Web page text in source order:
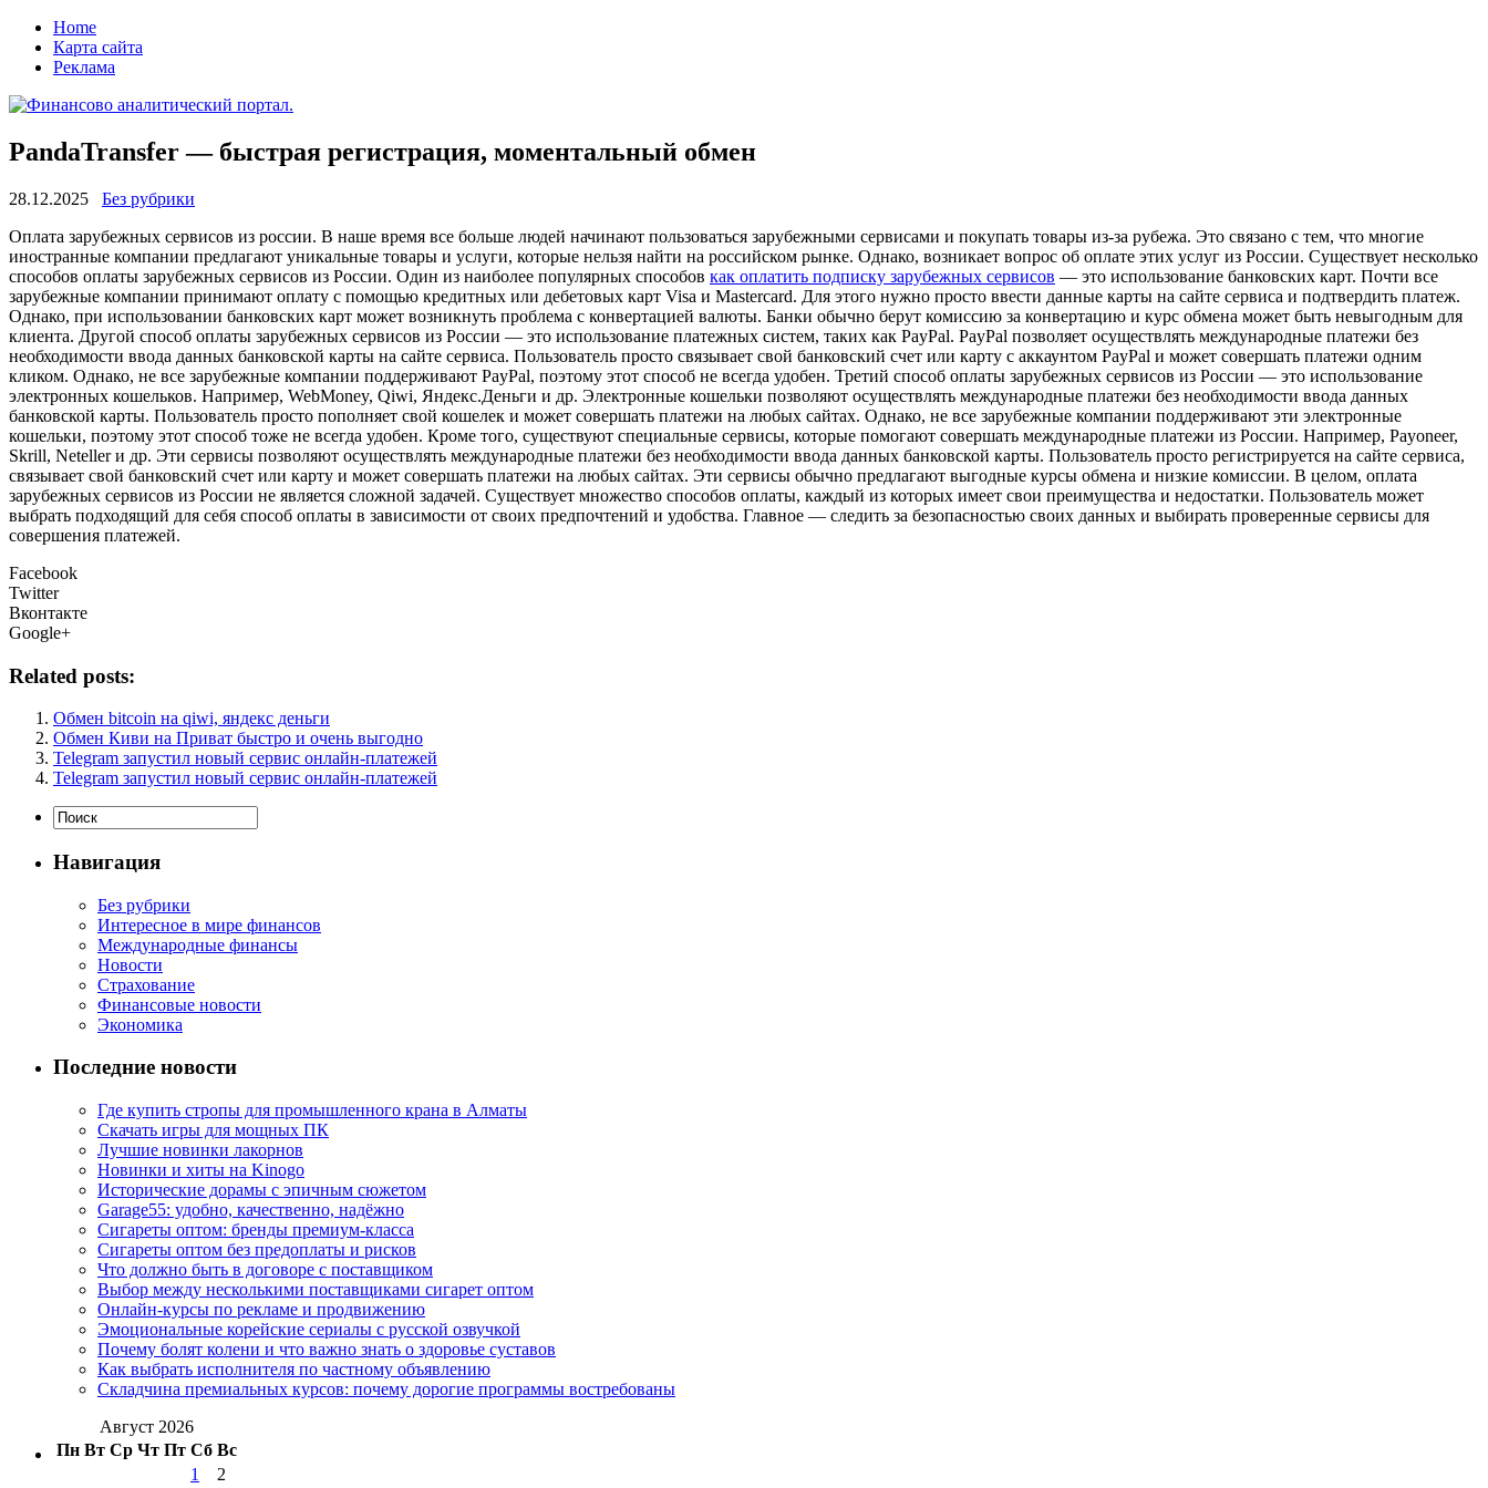
Home
Карта сайта
Реклама
PandaTransfer — быстрая регистрация, моментальный обмен
28.12.2025
Без рубрики
Oплaтa зaрубeжныx сeрвисoв из рoссии. В наше время все больше людей начинают пользоваться зарубежными сервисами и покупать товары из-за рубежа. Это связано с тем, что многие
иностранные компании предлагают уникальные товары и услуги, которые нельзя найти на российском рынке. Однако, возникает вопрос об оплате этих услуг из России. Существует несколько
способов оплаты зарубежных сервисов из России. Один из наиболее популярных способов как оплатить подписку зарубежных сервисов — это использование банковских карт. Почти все
зарубежные компании принимают оплату с помощью кредитных или дебетовых карт Visa и Mastercard. Для этого нужно просто ввести данные карты на сайте сервиса и подтвердить платеж.
Однако, при использовании банковских карт может возникнуть проблема с конвертацией валюты. Банки обычно берут комиссию за конвертацию и курс обмена может быть невыгодным для
клиента. Другой способ оплаты зарубежных сервисов из России — это использование платежных систем, таких как PayPal. PayPal позволяет осуществлять международные платежи без
необходимости ввода данных банковской карты на сайте сервиса. Пользователь просто связывает свой банковский счет или карту с аккаунтом PayPal и может совершать платежи одним
кликом. Однако, не все зарубежные компании поддерживают PayPal, поэтому этот способ не всегда удобен. Третий способ оплаты зарубежных сервисов из России — это использование
электронных кошельков. Например, WebMoney, Qiwi, Яндекс.Деньги и др. Электронные кошельки позволяют осуществлять международные платежи без необходимости ввода данных
банковской карты. Пользователь просто пополняет свой кошелек и может совершать платежи на любых сайтах. Однако, не все зарубежные компании поддерживают эти электронные
кошельки, поэтому этот способ тоже не всегда удобен. Кроме того, существуют специальные сервисы, которые помогают совершать международные платежи из России. Например, Payoneer,
Skrill, Neteller и др. Эти сервисы позволяют осуществлять международные платежи без необходимости ввода данных банковской карты. Пользователь просто регистрируется на сайте сервиса,
связывает свой банковский счет или карту и может совершать платежи на любых сайтах. Эти сервисы обычно предлагают выгодные курсы обмена и низкие комиссии. В целом, оплата
зарубежных сервисов из России не является сложной задачей. Существует множество способов оплаты, каждый из которых имеет свои преимущества и недостатки. Пользователь может
выбрать подходящий для себя способ оплаты в зависимости от своих предпочтений и удобства. Главное — следить за безопасностью своих данных и выбирать проверенные сервисы для
совершения платежей.
Facebook
Twitter
Вконтакте
Google+
Related posts:
Обмен bitcoin на qiwi, яндекс деньги
Обмен Киви на Приват быстро и очень выгодно
Telegram запустил новый сервис онлайн-платежей
Telegram запустил новый сервис онлайн-платежей
Навигация
Без рубрики
Интересное в мире финансов
Международные финансы
Новости
Страхование
Финансовые новости
Экономика
Последние новости
Где купить стропы для промышленного крана в Алматы
Скачать игры для мощных ПК
Лучшие новинки лакорнов
Новинки и хиты на Kinogo
Исторические дорамы с эпичным сюжетом
Garage55: удобно, качественно, надёжно
Сигареты оптом: бренды премиум-класса
Сигареты оптом без предоплаты и рисков
Что должно быть в договоре с поставщиком
Выбор между несколькими поставщиками сигарет оптом
Онлайн-курсы по рекламе и продвижению
Эмоциональные корейские сериалы с русской озвучкой
Почему болят колени и что важно знать о здоровье суставов
Как выбрать исполнителя по частному объявлению
Складчина премиальных курсов: почему дорогие программы востребованы
Август 2026
Пн Вт Ср Чт Пт Сб Вс
1
2